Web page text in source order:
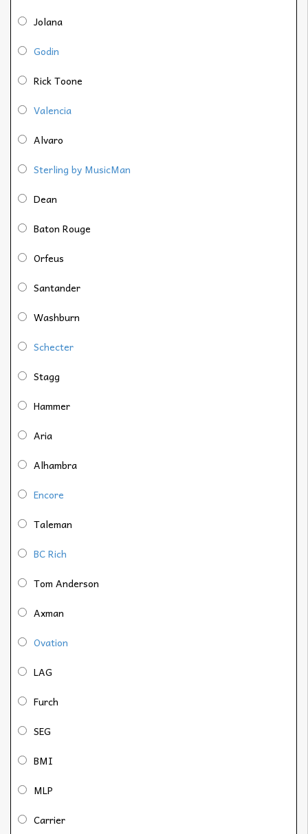
Jolana
Godin
Rick Toone
Valencia
Alvaro
Sterling by MusicMan
Dean
Baton Rouge
Orfeus
Santander
Washburn
Schecter
Stagg
Hammer
Aria
Alhambra
Encore
Taleman
BC Rich
Tom Anderson
Axman
Ovation
LAG
Furch
SEG
BMI
MLP
Carrier